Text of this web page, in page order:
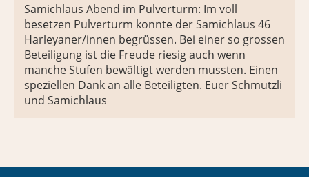
Samichlaus Abend im Pulverturm: Im voll
besetzen Pulverturm konnte der Samichlaus 46
Harleyaner/innen begrüssen. Bei einer so grossen
Beteiligung ist die Freude riesig auch wenn
manche Stufen bewältigt werden mussten. Einen
speziellen Dank an alle Beteiligten. Euer Schmutzli
und Samichlaus